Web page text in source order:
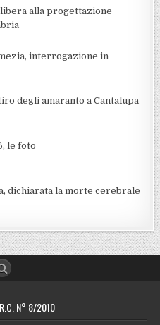
alla progettazione
interrogazione in
degli amaranto a Cantalupa
le foto
dichiarata la morte cerebrale
N° 8/2010